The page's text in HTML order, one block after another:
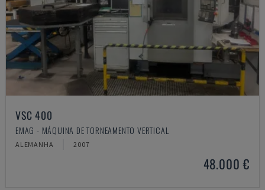
VSC 400
EMAG - MÁQUINA DE TORNEAMENTO VERTICAL
ALEMANHA 2007
48.000 €